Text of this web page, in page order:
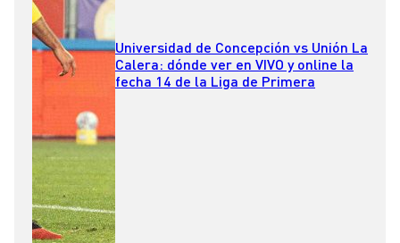
Universidad de Concepción vs Unión La
Calera: dónde ver en VIVO y online la
fecha 14 de la Liga de Primera